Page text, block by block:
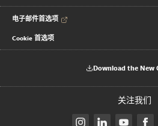
电子邮件首选项
Cookie 首选项
Download the New
关注我们